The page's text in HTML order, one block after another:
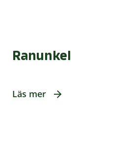
Ranunkel
Läs mer